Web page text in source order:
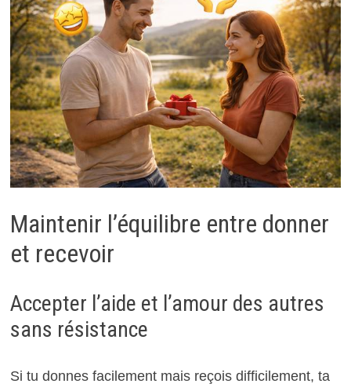
Maintenir l’équilibre entre donner
et recevoir
Accepter l’aide et l’amour des autres
sans résistance
Si tu donnes facilement mais reçois difficilement, ta